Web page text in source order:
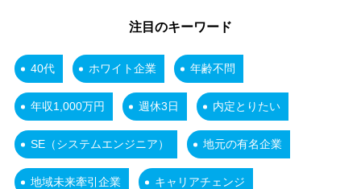
注目のキーワード
40代 ホワイト企業 年齢不問
年収1,000万円 週休3日 内定とりたい
SE（システムエンジニア） 地元の有名企業
地域未来牽引企業 キャリアチェンジ